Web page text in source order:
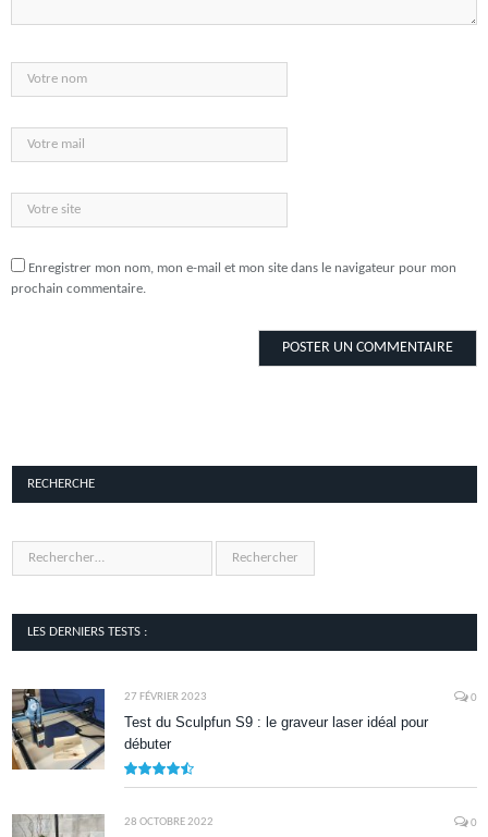
Enregistrer mon nom, mon e-mail et mon site dans le navigateur pour mon
prochain commentaire.
RECHERCHE
LES DERNIERS TESTS :
27 FÉVRIER 2023 0
Test du Sculpfun S9 : le graveur laser idéal pour
débuter
28 OCTOBRE 2022 0